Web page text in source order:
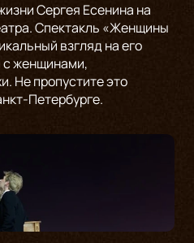
Сергея Есенина на
Спектакль «Женщины
взгляд на его
с женщинами,
Не пропустите это
Петербурге.